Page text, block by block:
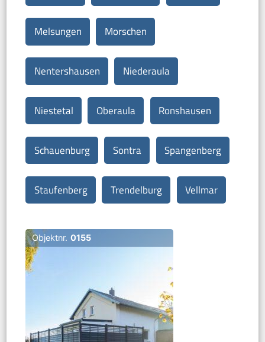
Melsungen Morschen
Nentershausen Niederaula
Niestetal Oberaula Ronshausen
Schauenburg Sontra Spangenberg
Staufenberg Trendelburg Vellmar
Objektnr. 0155